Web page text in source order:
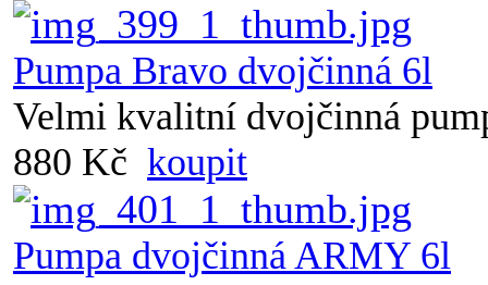
Pumpa Bravo dvojčinná 6l
Velmi kvalitní dvojčinná
880 Kč koupit
Pumpa dvojčinná ARMY 6l